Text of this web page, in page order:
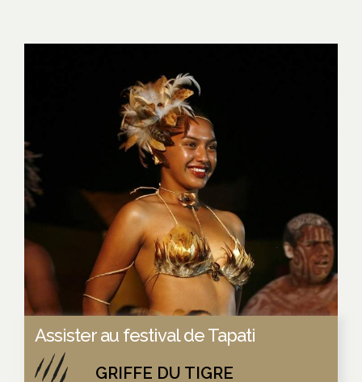
Assister au festival de Tapati